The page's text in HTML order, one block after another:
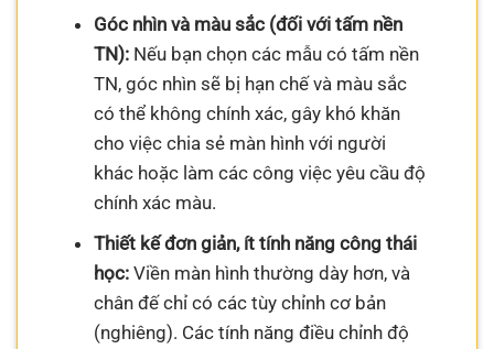
Góc nhìn và màu sắc (đối với tấm nền
TN):Nếu bạn chọn các mẫu có tấm nền
TN, góc nhìn sẽ bị hạn chế và màu sắc
có thể không chính xác, gây khó khăn
cho việc chia sẻ màn hình với người
khác hoặc làm các công việc yêu cầu độ
chính xác màu.
Thiết kế đơn giản, ít tính năng công thái
học:Viền màn hình thường dày hơn, và
chân đế chỉ có các tùy chỉnh cơ bản
(nghiêng). Các tính năng điều chỉnh độ